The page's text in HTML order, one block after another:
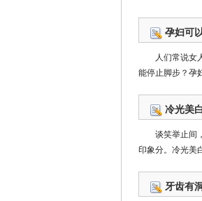
孕妇可
人们常说女
能停止脚步？孕
冷光美
谈笑举止间
印象分。冷光美
牙齿有